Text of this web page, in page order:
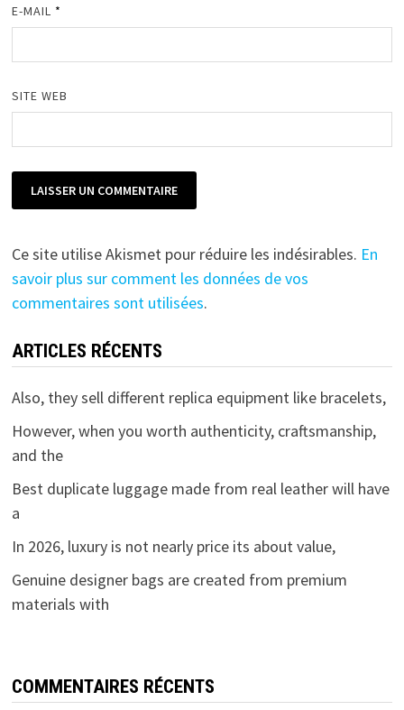
E-MAIL *
SITE WEB
Ce site utilise Akismet pour réduire les indésirables. En
savoir plus sur comment les données de vos
commentaires sont utilisées.
ARTICLES RÉCENTS
Also, they sell different replica equipment like bracelets,
However, when you worth authenticity, craftsmanship,
and the
Best duplicate luggage made from real leather will have
a
In 2026, luxury is not nearly price its about value,
Genuine designer bags are created from premium
materials with
COMMENTAIRES RÉCENTS